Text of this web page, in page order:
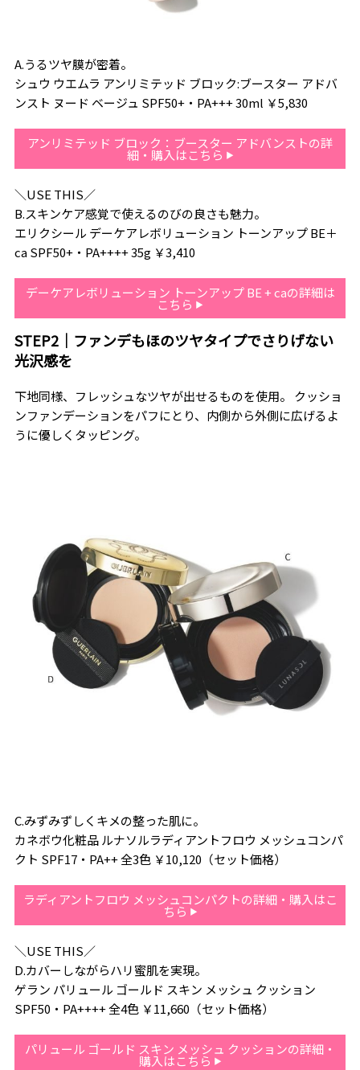
A.うるツヤ膜が密着。
シュウ ウエムラ アンリミテッド ブロック:ブースター アドバ
ンスト ヌード ベージュ SPF50+・PA+++ 30ml ￥5,830
アンリミテッド ブロック：ブースター アドバンストの詳
細・購入はこちら
＼USE THIS／
B.スキンケア感覚で使えるのびの良さも魅力。
エリクシール デーケアレボリューション トーンアップ BE＋
ca SPF50+・PA++++ 35g ￥3,410
デーケアレボリューション トーンアップ BE + caの詳細は
こちら
STEP2｜ファンデもほのツヤタイプでさりげない
光沢感を
下地同様、フレッシュなツヤが出せるものを使用。 クッショ
ンファンデーションをパフにとり、内側から外側に広げるよ
うに優しくタッピング。
C.みずみずしくキメの整った肌に。
カネボウ化粧品 ルナソルラディアントフロウ メッシュコンパ
クト SPF17・PA++ 全3色 ￥10,120（セット価格）
ラディアントフロウ メッシュコンパクトの詳細・購入はこ
ちら
＼USE THIS／
D.カバーしながらハリ蜜肌を実現。
ゲラン パリュール ゴールド スキン メッシュ クッション
SPF50・PA++++ 全4色 ￥11,660（セット価格）
パリュール ゴールド スキン メッシュ クッションの詳細・
購入はこちら